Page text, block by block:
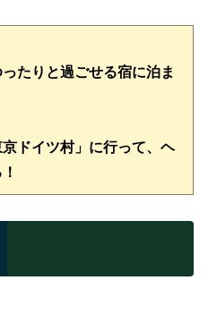
たりと過ごせる宿に泊ま
ドイツ村」に行って、ヘ